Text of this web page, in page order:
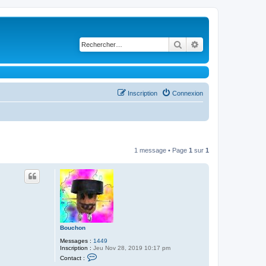
Rechercher
Connexion
Inscription
1 message • Page 1 sur 1
Bouchon
Messages : 1449
Inscription : Jeu Nov 28, 2019 10:17 pm
Contact :